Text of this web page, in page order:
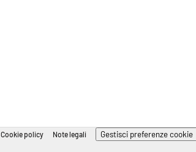
Cookie policy Note legali Gestisci preferenze cookie